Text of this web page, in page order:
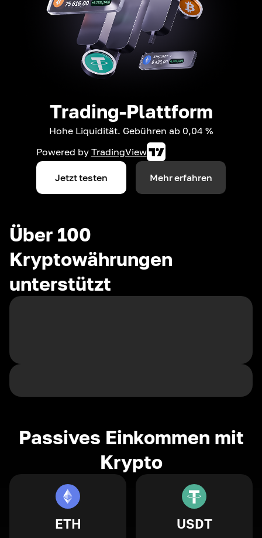
Trading-Plattform
Hohe Liquidität. Gebühren ab 0,04 %
Powered by TradingView
Jetzt testen Mehr erfahren
Über 100
Kryptowährungen
unterstützt
Passives Einkommen mit
Krypto
ETH USDT